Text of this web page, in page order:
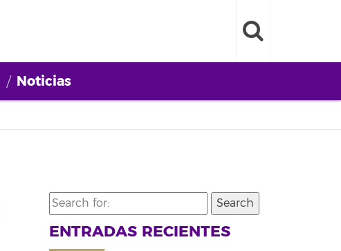
Noticias
Search
for:
ENTRADAS RECIENTES